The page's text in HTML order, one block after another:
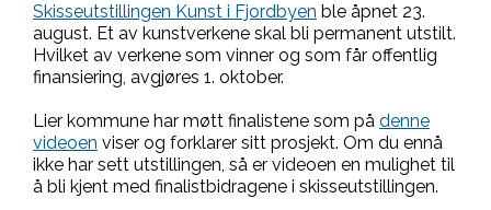
Skisseutstillingen Kunst i Fjordbyen ble åpnet 23.
august. Et av kunstverkene skal bli permanent utstilt.
Hvilket av verkene som vinner og som får offentlig
finansiering, avgjøres 1. oktober.
Lier kommune har møtt finalistene som på denne
videoen viser og forklarer sitt prosjekt. Om du ennå
ikke har sett utstillingen, så er videoen en mulighet til
å bli kjent med finalistbidragene i skisseutstillingen.